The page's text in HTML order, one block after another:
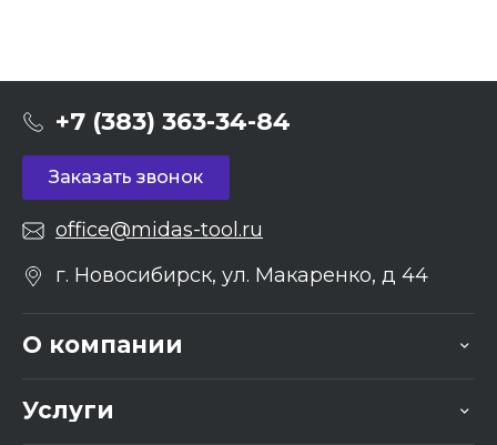
+7 (383) 363-34-84
Заказать звонок
office@midas-tool.ru
г. Новосибирск, ул. Макаренко, д 44
О компании
Услуги